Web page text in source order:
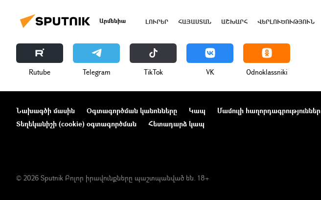
Արմենիա ԼՈՒՐԵՐ ՀԱՅԱՍՏԱՆ ԱՇԽԱՐՀ ՎԵՐԼՈՒԾՈՒԹՅՈՒՆ
Rutube Telegram ТikТоk VK Odnoklassniki
Նախագծի մասին Օգտագործման կանոնները Կապ Մամուլի հաղորդագրություններ
Տեղեկանիշի (cookie) օգտագործման
Հետադարձ կապ
© 2026 Sputnik Բոլոր իրավունքները պաշտպանված են. 18+